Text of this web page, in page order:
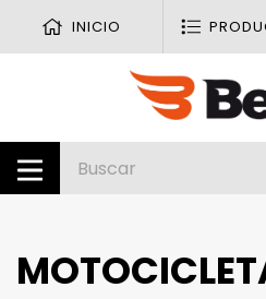
INICIO